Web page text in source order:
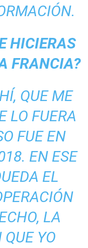
HICIERAS
FRANCIA?
QUE ME
LO FUERA
FUE EN
EN ESE
EL
LA
YO